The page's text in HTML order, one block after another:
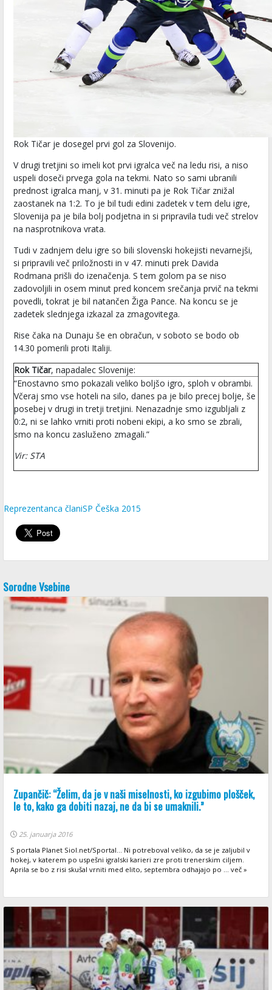
Rok Tičar je dosegel prvi gol za Slovenijo.
V drugi tretjini so imeli kot prvi igralca več na ledu risi, a niso
uspeli doseči prvega gola na tekmi. Nato so sami ubranili
prednost igralca manj, v 31. minuti pa je Rok Tičar znižal
zaostanek na 1:2. To je bil tudi edini zadetek v tem delu igre,
Slovenija pa je bila bolj podjetna in si pripravila tudi več strelov
na nasprotnikova vrata.
Tudi v zadnjem delu igre so bili slovenski hokejisti nevarnejši,
si pripravili več priložnosti in v 47. minuti prek Davida
Rodmana prišli do izenačenja. S tem golom pa se niso
zadovoljili in osem minut pred koncem srečanja prvič na tekmi
povedli, tokrat je bil natančen Žiga Pance. Na koncu se je
zadetek slednjega izkazal za zmagovitega.
Rise čaka na Dunaju še en obračun, v soboto se bodo ob
14.30 pomerili proti Italiji.
Rok Tičar, napadalec Slovenije:
“Enostavno smo pokazali veliko boljšo igro, sploh v obrambi.
Včeraj smo vse hoteli na silo, danes pa je bilo precej bolje, še
posebej v drugi in tretji tretjini. Nenazadnje smo izgubljali z
0:2, ni se lahko vrniti proti nobeni ekipi, a ko smo se zbrali,
smo na koncu zasluženo zmagali.”
Vir: STA
Reprezentanca članiSP Češka 2015
Sorodne Vsebine
Zupančič: “Želim, da je v naši miselnosti, ko izgubimo plošček,
le to, kako ga dobiti nazaj, ne da bi se umaknili.”
25. januarja 2016
S portala Planet Siol.net/Sportal... Ni potreboval veliko, da se je zaljubil v
hokej, v katerem po uspešni igralski karieri zre proti trenerskim ciljem.
Aprila se bo z risi skušal vrniti med elito, septembra odhajajo po ... več »